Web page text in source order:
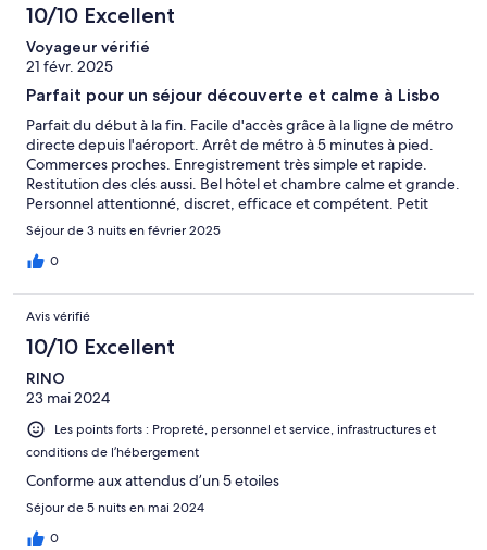
10/10 Excellent
Voyageur vérifié
21 févr. 2025
Parfait pour un séjour découverte et calme à Lisbo
Parfait du début à la fin. Facile d'accès grâce à la ligne de métro
directe depuis l'aéroport. Arrêt de métro à 5 minutes à pied.
Commerces proches. Enregistrement très simple et rapide.
Restitution des clés aussi. Bel hôtel et chambre calme et grande.
Personnel attentionné, discret, efficace et compétent. Petit
déjeuner copieux et varié. À recommander pour un séjour à
Lisbonne.
Séjour de 3 nuits en février 2025
0
Avis vérifié
10/10 Excellent
RINO
23 mai 2024
Les points forts : Propreté, personnel et service, infrastructures et
conditions de l’hébergement
Conforme aux attendus d’un 5 etoiles
Séjour de 5 nuits en mai 2024
0